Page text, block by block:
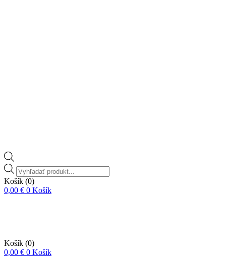
Vyhľadávanie
produktov
Košík (0)
0,00 € 0 Košík
Košík (0)
0,00 € 0 Košík